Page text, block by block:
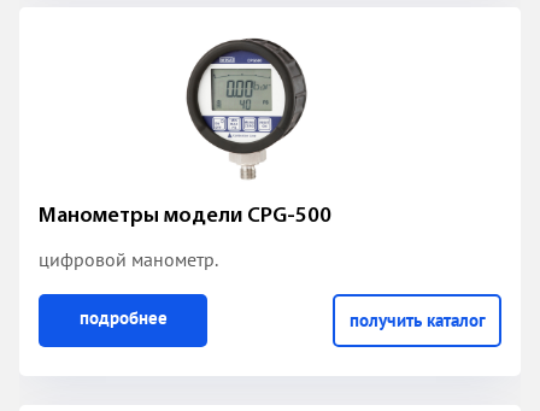
Манометры модели CPG-500
цифровой манометр.
подробнее получить каталог